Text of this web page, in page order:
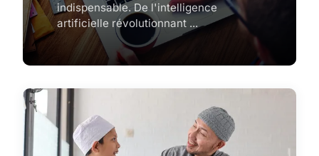
indispensable. De l'intelligence
artificielle révolutionnant ...